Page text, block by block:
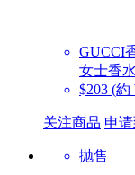
GUCCI
女士香
$203 (約
关注商品 申
抛售